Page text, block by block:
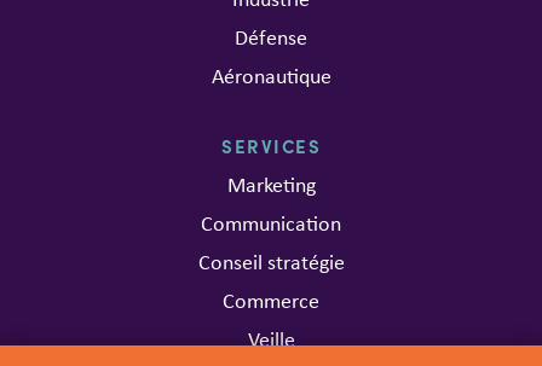
Défense
Aéronautique
SERVICES
Marketing
Communication
Conseil stratégie
Commerce
Veille